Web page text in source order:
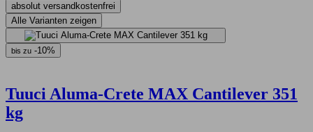
absolut versandkostenfrei
Alle Varianten zeigen
bis zu -10%
Tuuci Aluma-Crete MAX Cantilever 351
kg